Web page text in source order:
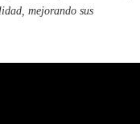
mejorando sus